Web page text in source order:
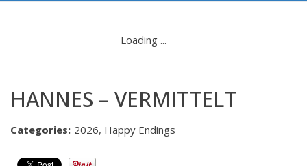
HANNES – VERMITTELT
Categories: 2026, Happy Endings